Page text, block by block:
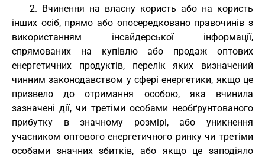
2. Вчинення на власну користь або на користь
інших осіб, прямо або опосередковано правочинів з
використанням інсайдерської інформації,
спрямованих на купівлю або продаж оптових
енергетичних продуктів, перелік яких визначений
чинним законодавством у сфері енергетики, якщо це
призвело до отримання особою, яка вчинила
зазначені дії, чи третіми особами необґрунтованого
прибутку в значному розмірі, або уникнення
учасником оптового енергетичного ринку чи третіми
особами значних збитків, або якщо це заподіяло